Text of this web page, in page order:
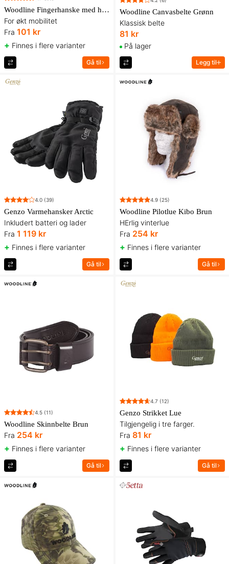
Woodline Fingerhanske med hette
For økt mobilitet
Fra 101 kr
+ Finnes i flere varianter
Gå til
Woodline Canvasbelte Grønn
Klassisk belte
81 kr
På lager
Legg til
4.0 (39)
Genzo Varmehansker Arctic
Inkludert batteri og lader
Fra 1 119 kr
+ Finnes i flere varianter
Gå til
4.9 (25)
Woodline Pilotlue Kibo Brun
HErlig vinterlue
Fra 254 kr
+ Finnes i flere varianter
Gå til
4.5 (11)
Woodline Skinnbelte Brun
Fra 254 kr
+ Finnes i flere varianter
Gå til
4.7 (12)
Genzo Strikket Lue
Tilgjengelig i tre farger.
Fra 81 kr
+ Finnes i flere varianter
Gå til